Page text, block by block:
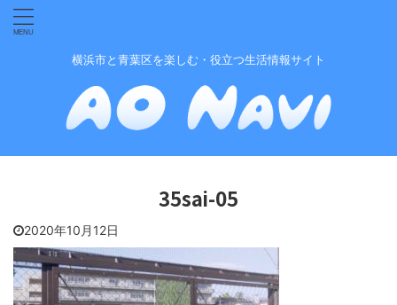
横浜市と青葉区を楽しむ・役立つ生活情報サイト
35sai-05
2020年10月12日